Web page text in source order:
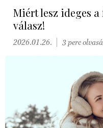
Miért lesz ideges
válasz!
2026.01.26. 3 perc